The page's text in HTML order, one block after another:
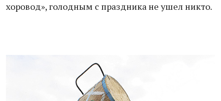
хоровод», голодным с праздника не ушел никто.